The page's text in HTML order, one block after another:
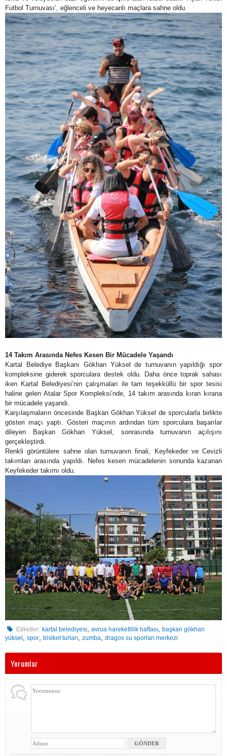
Futbol Turnuvası’, eğlenceli ve heyecanlı maçlara sahne oldu.
14 Takım Arasında Nefes Kesen Bir Mücadele Yaşandı
Kartal Belediye Başkanı Gökhan Yüksel de turnuvanın yapıldığı spor
kompleksine giderek sporculara destek oldu. Daha önce toprak sahası
iken Kartal Belediyesi’nin çalışmaları ile tam teşekküllü bir spor tesisi
haline gelen Atalar Spor Kompleksi’nde, 14 takım arasında kıran kırana
bir mücadele yaşandı.
Karşılaşmaların öncesinde Başkan Gökhan Yüksel de sporcularla birlikte
gösteri maçı yaptı. Gösteri maçının ardından tüm sporculara başarılar
dileyen Başkan Gökhan Yüksel, sonrasında turnuvanın açılışını
gerçekleştirdi.
Renkli görüntülere sahne olan turnuvanın finali, Keyfekeder ve Cevizli
takımları arasında yapıldı. Nefes kesen mücadelenin sonunda kazanan
Keyfekeder takımı oldu.
Etiketler: kartal belediyesi ,avrua hareketlilik haftası ,başkan gökhan
yüksel
spor bisiket turları zumba dragos su sporları merkezi
Yorumlar